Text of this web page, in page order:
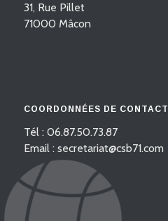
31, Rue Pillet
71000 Mâcon
COORDONNÉES DE CONTACT
Tél : 06.87.50.73.87
Email : secretariat@csb71.com